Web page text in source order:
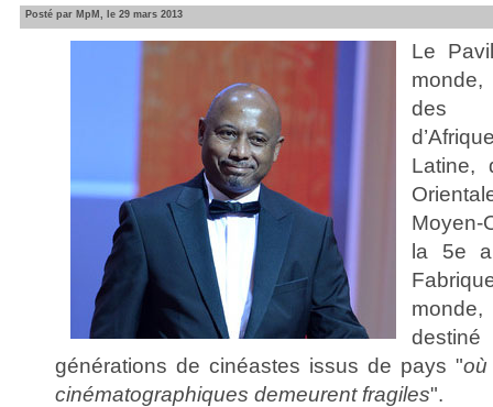
Posté par MpM, le 29 mars 2013
Le
des
Latine,
la 5e
générations de cinéastes issus de pays "où
cinématographiques demeurent fragiles".